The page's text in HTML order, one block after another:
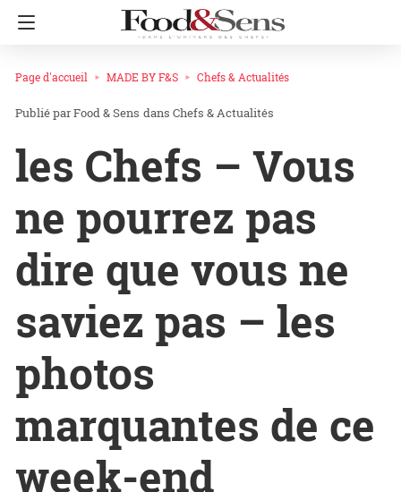
Page d'accueil MADE BY F&S Chefs & Actualités
Food & Sens dans Chefs & Actualités
les Chefs – Vous
ne pourrez pas
dire que vous ne
saviez pas – les
photos
marquantes de ce
week-end